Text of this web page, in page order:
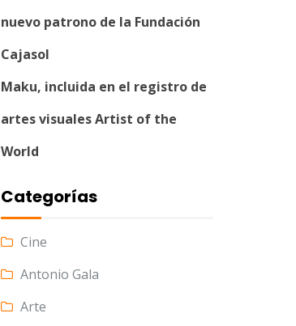
nuevo patrono de la Fundación
Cajasol
Maku, incluida en el registro de
artes visuales Artist of the
World
Categorías
Cine
Antonio Gala
Arte